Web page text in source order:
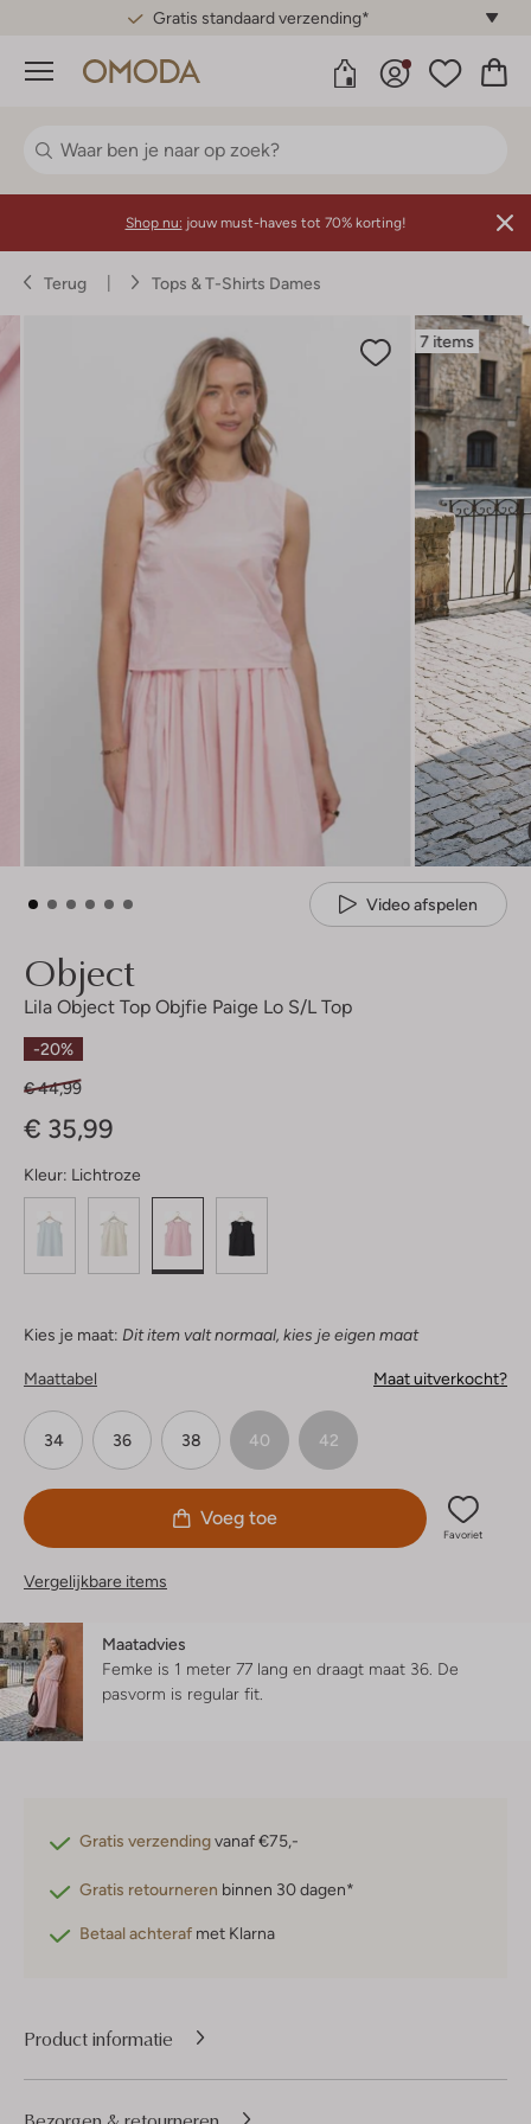
Gratis standaard verzending*
Menu
Shop nu: jouw must-haves tot 70% korting!
Terug Tops & T-Shirts Dames
7 items
Video afspelen
Object
Lila Object Top Objfie Paige Lo S/l Top
-20%
€ 44,99
€ 35,99
Kleur: Lichtroze
Kies je maat: Dit item valt normaal, kies je eigen maat
Maattabel Maat uitverkocht?
34 36 38 40 42
Voeg toe
Favoriet
Vergelijkbare items
Maatadvies
Femke is 1 meter 77 lang en draagt maat 36. De
pasvorm is regular fit
Gratis verzendingvanaf €75,-
Gratis retourneren binnen 30 dagen*
Betaal achteraf met Klarna
Product informatie